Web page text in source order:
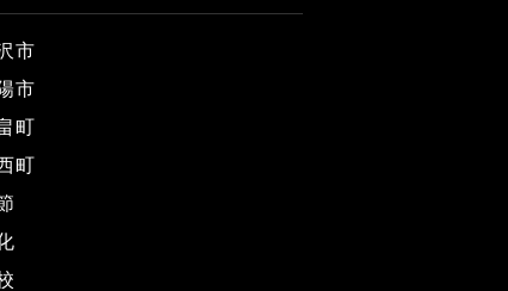
市
市
町
町